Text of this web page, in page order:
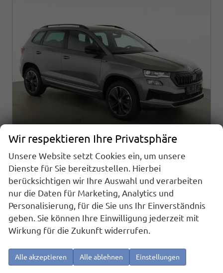
Skoda Karoq
sofort lieferbar Fahrzeug mit Tageszulassung
Fahrzeugnr.25857 GetriebeAutomatik
Kraftstoff Benzin AußenfarbeGraphite Grau Metallic
110 kW (150 PS) Kilometerstand
10 km
01.03.2026
37.995,– €
incl. 19% MwSt.
Details
Wir respektieren Ihre Privatsphäre
Unsere Website setzt Cookies ein, um unsere
Dienste für Sie bereitzustellen. Hierbei
berücksichtigen wir Ihre Auswahl und verarbeiten
nur die Daten für Marketing, Analytics und
Personalisierung, für die Sie uns Ihr Einverständnis
geben. Sie können Ihre Einwilligung jederzeit mit
Wirkung für die Zukunft widerrufen.
Alle akzeptieren Alle ablehnen Einstellungen